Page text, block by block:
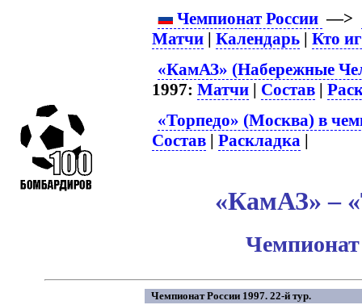
Чемпионат России —>
Матчи |Календарь |Кто
«КамАЗ» (Набережные
1997:Матчи | Состав |
«Торпедо» (Москва) в
Состав |Раскладка |
«КамАЗ» –
Чемпионат
Чемпионат России 1997. 22-й тур.